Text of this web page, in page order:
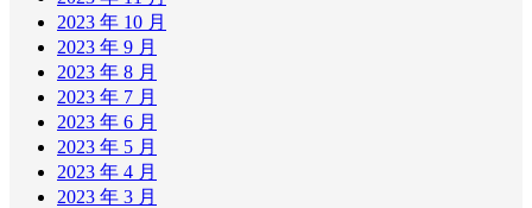
2023 年 10 月
2023 年 9 月
2023 年 8 月
2023 年 7 月
2023 年 6 月
2023 年 5 月
2023 年 4 月
2023 年 3 月